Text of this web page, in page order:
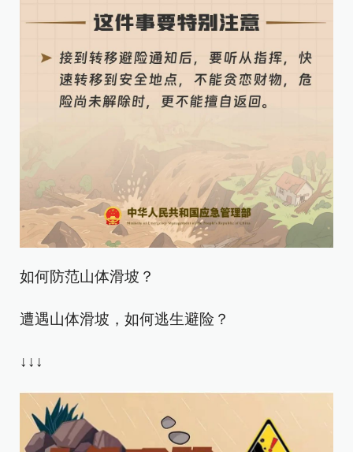
如何防范山体滑坡？
遭遇山体滑坡，如何逃生避险？
↓↓↓